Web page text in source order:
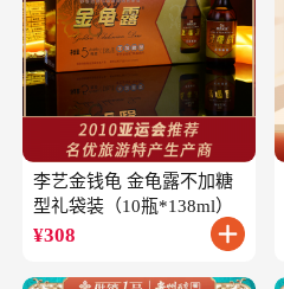
李艺金钱龟 金龟露不加糖
型礼袋装（10瓶*138ml）
¥308